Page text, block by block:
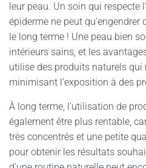
leur peau. Un soin qui respecte
épiderme ne peut
le long terme ! Une peau bien
intérieurs sains, et les
utilise des produits naturels
minimisant l’exposition à des
À long terme, l’utilisation de
également être plus rentable,
très concentrés et une petite
pour obtenir les résultats